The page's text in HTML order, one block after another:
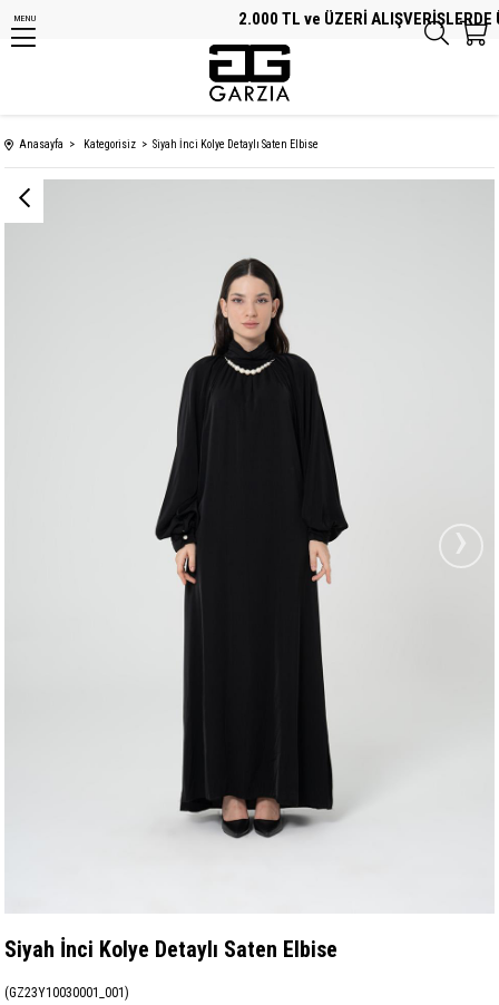
2.000 TL ve ÜZERİ ALIŞVERİŞLERDE
MENU
Anasayfa Kategorisiz Siyah İnci Kolye Detaylı Saten Elbise
›
Siyah İnci Kolye Detaylı Saten Elbise
(GZ23Y10030001_001)